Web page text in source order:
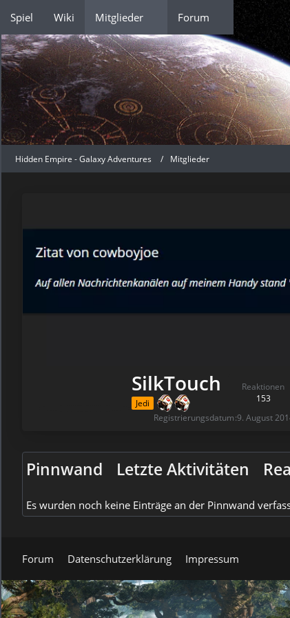
Spiel Wiki Mitglieder Forum
Hidden Empire - Galaxy Adventures Mitglieder
SilkTouch
Jedi
Reaktionen
153
Registrierungsdatum 9. August
Pinnwand Letzte Aktivitäten
Es wurden noch keine Einträge an der Pinnwand
Forum Datenschutzerklärung Impressum